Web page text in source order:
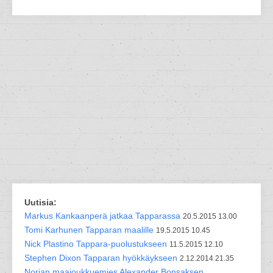
Uutisia:
Markus Kankaanperä jatkaa Tapparassa 20.5.2015 13.00
Tomi Karhunen Tapparan maalille 19.5.2015 10.45
Nick Plastino Tappara-puolustukseen 11.5.2015 12.10
Stephen Dixon Tapparan hyökkäykseen 2.12.2014 21.35